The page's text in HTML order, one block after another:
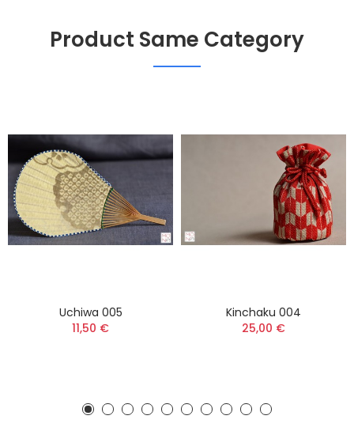
Product Same Category
Uchiwa 005
11,50 €
Kinchaku 004
25,00 €